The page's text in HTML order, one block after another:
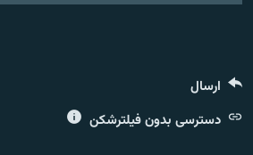
ارسال
دسترسی بدون فیلترشکن